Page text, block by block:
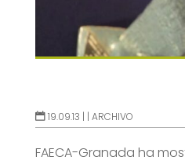
19.09.13 | | ARCHIVO
FAECA-Granada ha